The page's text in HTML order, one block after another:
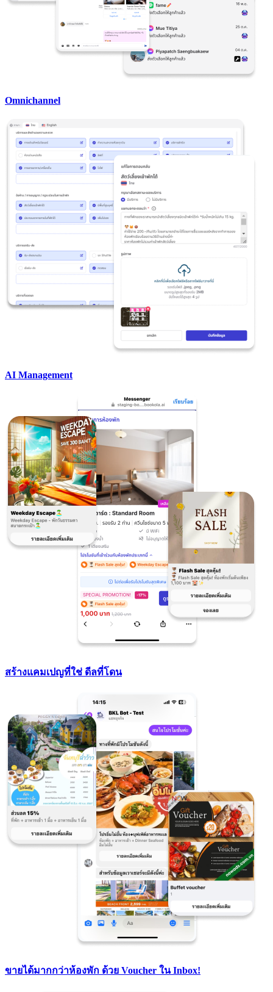
Omnichannel
AI Management
สร้างแคมเปญที่ใช่ ดีลที่โดน
ขายได้มากกว่าห้องพัก ด้วย Voucher ใน Inbox!